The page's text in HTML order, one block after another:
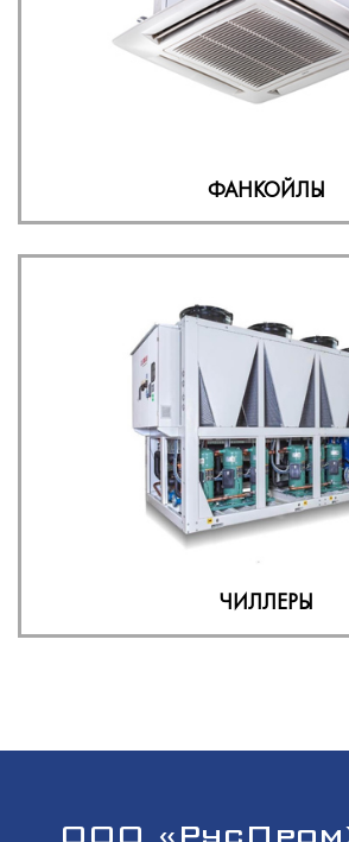
ФАНКОЙЛЫ
ЧИЛЛЕРЫ
ООО